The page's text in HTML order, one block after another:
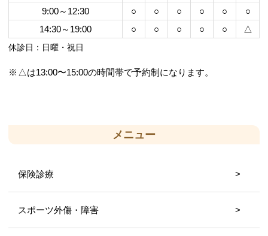
9:00～12:30
○ ○ ○ ○ ○
○
14:30～19:00
○ ○ ○ ○ ○ △
休診日：日曜・祝日
△は13:00〜15:00の時間帯で予約制になります。
メニュー
保険診療
スポーツ外傷・障害